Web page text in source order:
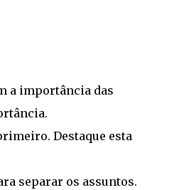
a importância das
Destaque esta
separar os assuntos.